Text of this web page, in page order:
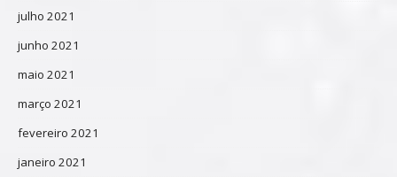
julho 2021
junho 2021
maio 2021
março 2021
fevereiro 2021
janeiro 2021